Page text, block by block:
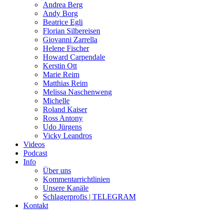
Andrea Berg
Andy Borg
Beatrice Egli
Florian Silbereisen
Giovanni Zarrella
Helene Fischer
Howard Carpendale
Kerstin Ott
Marie Reim
Matthias Reim
Melissa Naschenweng
Michelle
Roland Kaiser
Ross Antony
Udo Jürgens
Vicky Leandros
Videos
Podcast
Info
Über uns
Kommentarrichtlinien
Unsere Kanäle
Schlagerprofis | TELEGRAM
Kontakt